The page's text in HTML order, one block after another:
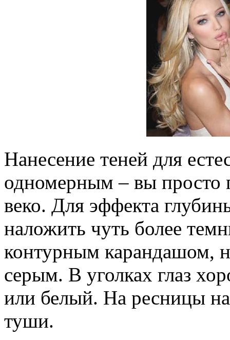
Нанесение теней для
одномерным – вы просто
веко. Для эффекта
наложить чуть более
контурным карандашом,
серым. В уголках глаз
или белый. На ресницы
туши.